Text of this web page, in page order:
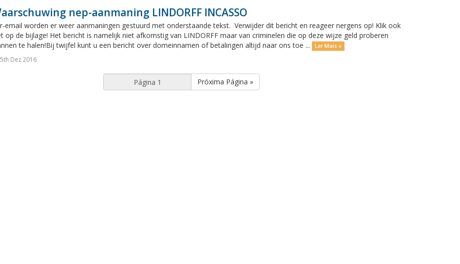
nep-aanmaning LINDORFF INCASSO
email worden er weer aanmaningen gestuurd met onderstaande tekst. Verwijder dit bericht en reageer nergens op! Klik ook
op de bijlage! Het bericht is namelijk niet afkomstig van LINDORFF maar van criminelen die op deze wijze geld proberen
te halen!Bij twijfel kunt u een bericht over domeinnamen of betalingen altijd naar ons toe ...
Ler Mais »
5th Dez 2016
Próxima Página »